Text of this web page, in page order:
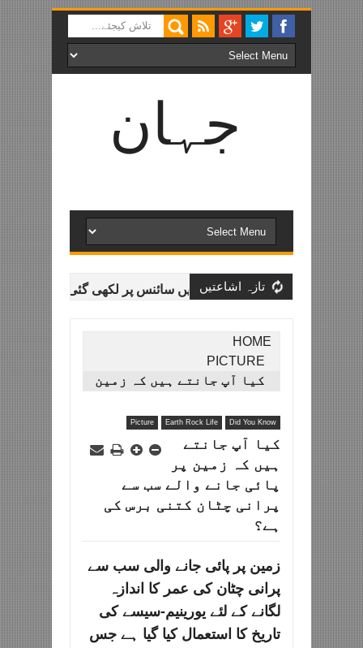
جہان
سائنس
اردو میں عمومی سائنس خاص طور پر فلکیات و طبیعیات سے
متعلق تازہ ترین معلومات اور خصوصی مضامین۔
تازہ اشاعتیں
سائنس لائبریری - اردو میں سائنس پر لکھی گئی کتب (حصہ
HOME
PICTURE
کیا آپ جانتے ہیں کہ زمین
پرانی چٹان کتنی برس کی
ہے؟
Did You Know
Earth Rock Life
Picture
کیا آپ جانتے
ہیں کہ زمین پر
پائی جانے والے سب سے
پرانی چٹان کتنی برس کی
ہے؟
زمین پر پائی جانے والی سب سے
پرانی چٹان کی عمر کا اندازہ
لگانے کے لئے یورینیم-سیسے کی
تاریخ کا استعمال کیا گیا ہے جس